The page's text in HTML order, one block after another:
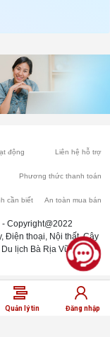
Quản lý tin Đăng nhập
động Liên hệ hỗ trợ
Phương thức thanh toán
cần biết An toàn mua bán
Copyright@2022
Điện thoại, Nội thất, Cây
lịch Bà Rịa Vũng Tàu